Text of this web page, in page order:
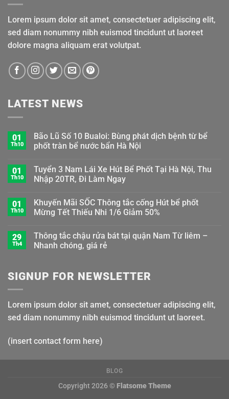
Lorem ipsum dolor sit amet, consectetuer adipiscing elit,
sed diam nonummy nibh euismod tincidunt ut laoreet
dolore magna aliquam erat volutpat.
LATEST NEWS
01
Th10
Bão Lũ Số 10 Bualoi: Bùng phát dịch bệnh từ bể
phốt tràn bể nước bẩn Hà Nội
01
Th10
Tuyển 3 Nam Lái Xe Hút Bể Phốt Tại Hà Nội, Thu
Nhập 20TR, Đi Làm Ngay
01
Th10
Khuyến Mãi SỐC Thông tắc cống Hút bể phốt
Mừng Tết Thiếu Nhi 1/6 Giảm 50%
29
Th4
Thông tắc chậu rửa bát tại quận Nam Từ liêm –
Nhanh chóng, giá rẻ
SIGNUP FOR NEWSLETTER
Lorem ipsum dolor sit amet, consectetuer adipiscing elit,
sed diam nonummy nibh euismod tincidunt ut laoreet.
(insert contact form here)
BLOG
Copyright 2026 © Flatsome Theme